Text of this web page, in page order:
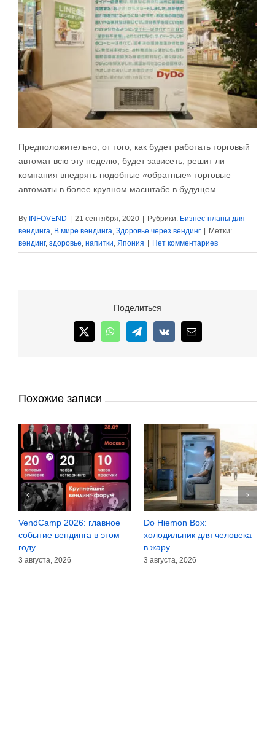
Предположительно, от того, как будет работать торговый
автомат всю эту неделю, будет зависеть, решит ли
компания внедрять подобные «обратные» торговые
автоматы в более крупном масштабе в будущем.
By INFOVEND 21 сентября, 2020 Рубрики: Бизнес-планы для
вендинга, В мире вендинга, Здоровье через вендинг
Метки:
вендинг, здоровье, напитки, Япония Нет комментариев
Поделиться
X WhatsAppTelegram
Vk Email
Похожие записи
Do Hiemon Box:
холодильник для человека
в жару
3 августа, 2026
Сомнения Lavazza: кофе в
зёрнах или в капсулах?
30 июля, 2026